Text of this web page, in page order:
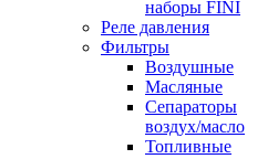
наборы FINI
Реле давления
Фильтры
Воздушные
Масляные
Сепараторы
воздух/масло
Топливные